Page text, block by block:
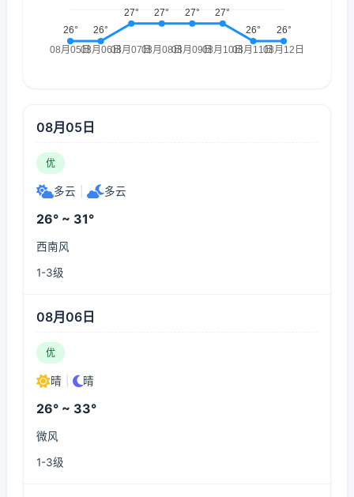
08月05日
优
多云 多云
26° ~ 31°
西南风
1-3级
08月06日
优
晴 晴
26° ~ 33°
微风
1-3级